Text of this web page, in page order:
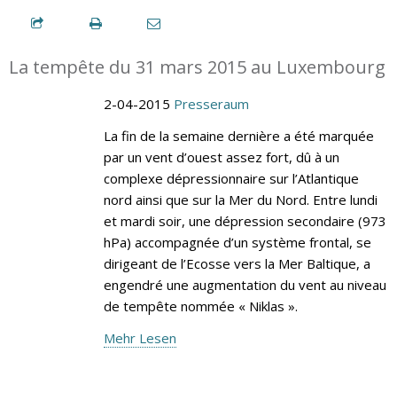
La tempête du 31 mars 2015 au Luxembourg
2-04-2015 Presseraum
La fin de la semaine dernière a été marquée
par un vent d’ouest assez fort, dû à un
complexe dépressionnaire sur l’Atlantique
nord ainsi que sur la Mer du Nord. Entre lundi
et mardi soir, une dépression secondaire (973
hPa) accompagnée d’un système frontal, se
dirigeant de l’Ecosse vers la Mer Baltique, a
engendré une augmentation du vent au niveau
de tempête nommée « Niklas ».
Mehr Lesen